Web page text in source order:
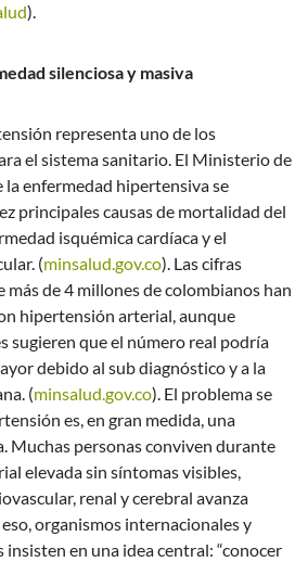
).
silenciosa y masiva
representa uno de los
el sistema sanitario. El Ministerio de
la enfermedad hipertensiva se
principales causas de mortalidad del
isquémica cardíaca y el
(minsalud.gov.co). Las cifras
de 4 millones de colombianos han
hipertensión arterial, aunque
sugieren que el número real podría
debido al sub diagnóstico y a la
(minsalud.gov.co). El problema se
es, en gran medida, una
Muchas personas conviven durante
elevada sin síntomas visibles,
renal y cerebral avanza
organismos internacionales y
en una idea central: “conocer